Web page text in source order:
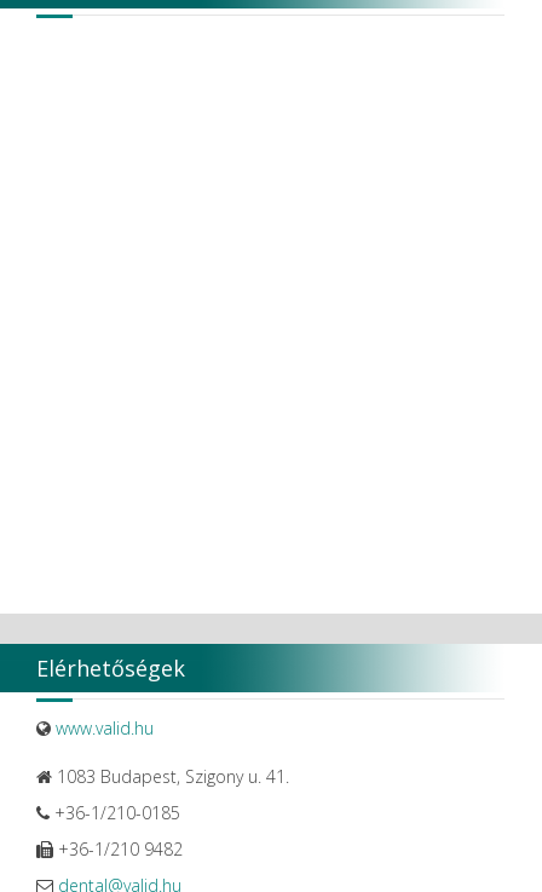
Elérhetőségek
www.valid.hu
1083 Budapest, Szigony u. 41.
+36-1/210-0185
+36-1/210 9482
dental@valid.hu